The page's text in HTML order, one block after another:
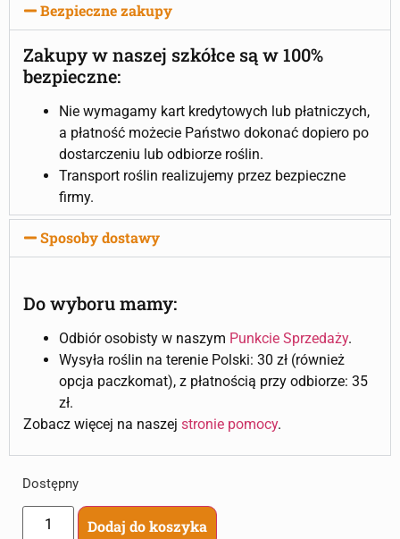
Bezpieczne zakupy
Zakupy w naszej szkółce są w 100%
bezpieczne:
Nie wymagamy kart kredytowych lub płatniczych,
a płatność możecie Państwo dokonać dopiero po
dostarczeniu lub odbiorze roślin.
Transport roślin realizujemy przez bezpieczne
firmy.
Sposoby dostawy
Do wyboru mamy:
Odbiór osobisty w naszym Punkcie Sprzedaży.
Wysyła roślin na terenie Polski: 30 zł (również
opcja paczkomat), z płatnością przy odbiorze: 35
zł.
Zobacz więcej na naszej stronie pomocy.
Dostępny
Dodaj do koszyka